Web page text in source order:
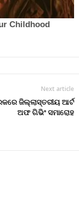
Next article
ଜିଲ୍ଲାସ୍ତରୀୟ ଆର୍ଟ
ଅଫ ଗିଭିଂ ସମାରୋହ